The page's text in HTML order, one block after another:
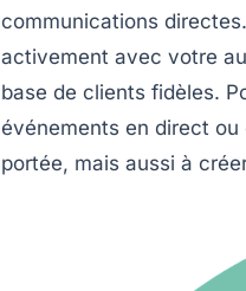
communications
activement avec votre
base de clients fidèles.
événements en direct ou
portée, mais aussi à